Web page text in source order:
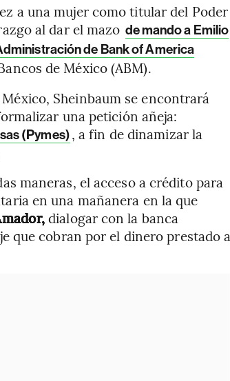
a una mujer como titular del Poder
al dar el mazo de mando a Emilio
de Bank of America
de México (ABM).
Sheinbaum se encontrará
una petición añeja:
(Pymes), a fin de dinamizar la
maneras, el acceso a crédito para
en una mañanera en la que
dialogar con la banca
que cobran por el dinero prestado a